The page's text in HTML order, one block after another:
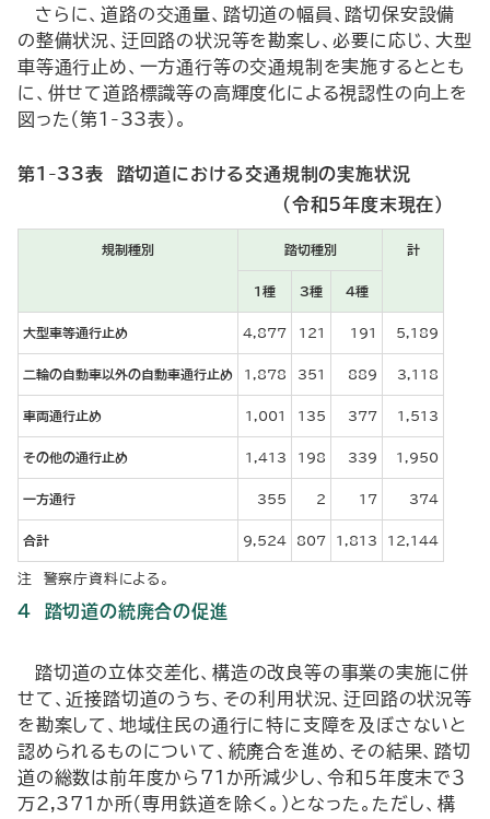
さらに、道路の交通量、踏切道の幅員、踏切保安設備
の整備状況、迂回路の状況等を勘案し、必要に応じ、大型
車等通行止め、一方通行等の交通規制を実施するととも
に、併せて道路標識等の高輝度化による視認性の向上を
図った（第1-33表）。
第1-33表 踏切道における交通規制の実施状況
（令和5年度末現在）
規制種別 踏切種別 計
1種 3種 4種
大型車等通行止め 4,877 121 191 5,189
二輪の自動車以外の自動車通行止め 1,878 351 889 3,118
車両通行止め 1,001 135 377 1,513
その他の通行止め 1,413 198 339 1,950
一方通行 355 2 17 374
合計 9,524 807 1,813 12,144
注 警察庁資料による。
４ 踏切道の統廃合の促進
踏切道の立体交差化、構造の改良等の事業の実施に併
せて、近接踏切道のうち、その利用状況、迂回路の状況等
を勘案して、地域住民の通行に特に支障を及ぼさないと
認められるものについて、統廃合を進め、その結果、踏切
道の総数は前年度から71か所減少し、令和５年度末で３
万2,371か所（専用鉄道を除く。）となった。ただし、構